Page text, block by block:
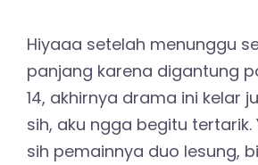
Hiyaaa setelah menunggu
panjang karena digantung
14, akhirnya drama ini kelar
sih, aku ngga begitu tertarik.
sih pemainnya duo lesung,